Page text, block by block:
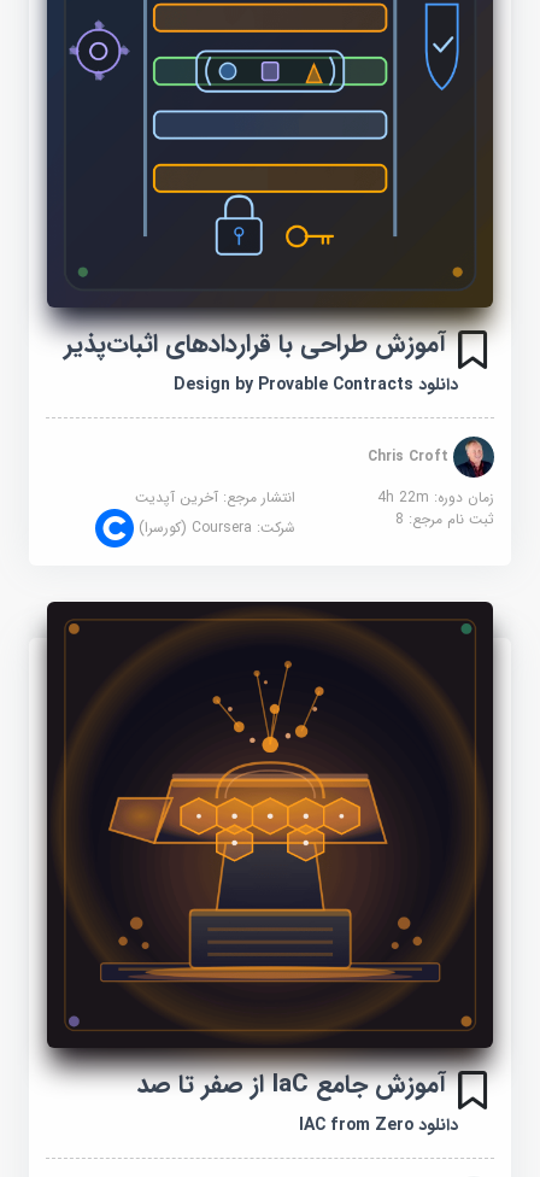
آموزش طراحی با قراردادهای اثبات‌پذیر
دانلود Design by Provable Contracts
Chris Croft
زمان دوره: 4h 22m
انتشار مرجع:آخرین آپدیت
ثبت نام مرجع:8 شرکت:Coursera (کورسرا)
آموزش جامع IaC از صفر تا صد
دانلود IAC from Zero